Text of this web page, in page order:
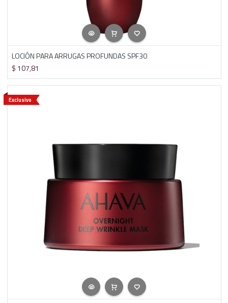
LOCIÓN PARA ARRUGAS PROFUNDAS SPF30
$ 107,81
Exclusivo